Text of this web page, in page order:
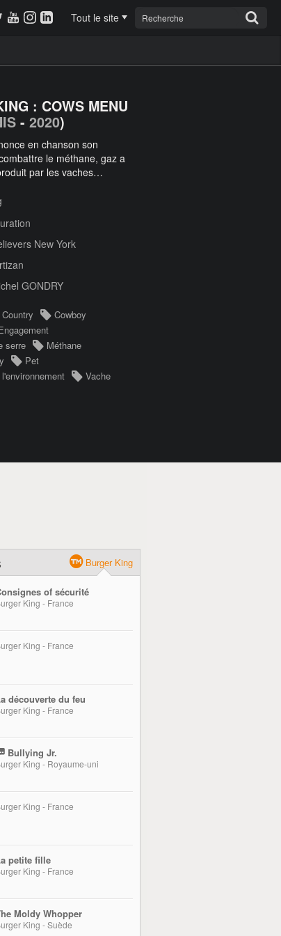
Tout le site
: COWS MENU
- 2020)
en chanson son
le méthane, gaz a
par les vaches…
New York
GONDRY
Country
Cowboy
serre
Méthane
Pet
Vache
Burger King
of sécurité
King - France
King - France
découverte du feu
King - France
Bullying Jr.
King - Royaume-uni
King - France
petite fille
King - France
Moldy Whopper
King - Suède